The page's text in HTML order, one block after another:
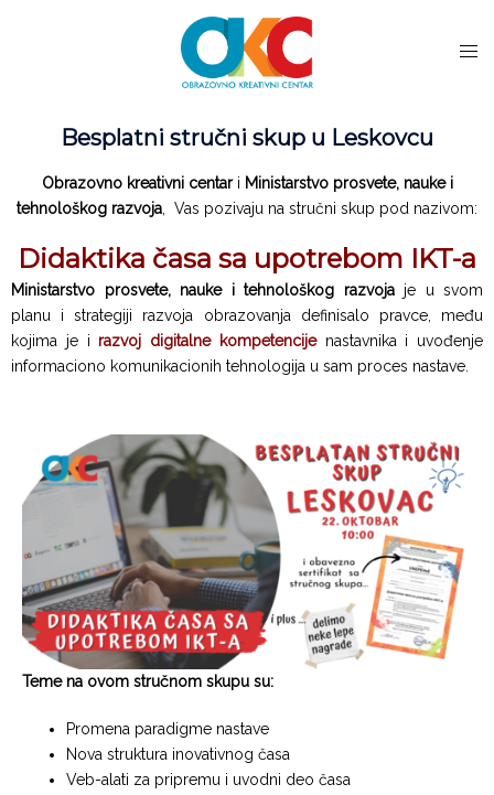
Besplatni stručni skup u Leskovcu
Obrazovno kreativni centari Ministarstvo prosvete, nauke i
tehnološkog razvoja , Vas pozivaju na stručni skup pod nazivom:
Didaktika časa sa upotrebom IKT-a
Ministarstvo prosvete, nauke i tehnološkog razvojaje u svom
planu i strategiji razvoja obrazovanja definisalo pravce, među
kojima je i razvoj digitalne kompetencijenastavnika i uvođenje
informaciono komunikacionih tehnologija u sam proces nastave.
Teme na ovom stručnom skupu su:
Promena paradigme nastave
Nova struktura inovativnog časa
Veb-alati za pripremu i uvodni deo časa